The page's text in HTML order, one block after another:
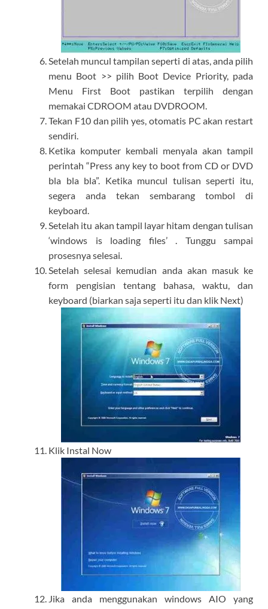
Setelah muncul tampilan seperti di atas, anda pilih
menu Boot >> pilih Boot Device Priority, pada
Menu First Boot pastikan terpilih dengan
memakai CDROOM atau DVDROOM.
Tekan F10 dan pilih yes, otomatis PC akan restart
sendiri.
Ketika komputer kembali menyala akan tampil
perintah “Press any key to boot from CD or DVD
bla bla bla”. Ketika muncul tulisan seperti itu,
segera anda tekan sembarang tombol di
keyboard.
Setelah itu akan tampil layar hitam dengan tulisan
‘windows is loading files’ . Tunggu sampai
prosesnya selesai.
Setelah selesai kemudian anda akan masuk ke
form pengisian tentang bahasa, waktu, dan
keyboard (biarkan saja seperti itu dan klik Next)
Klik Instal Now
Jika anda menggunakan windows AIO yang